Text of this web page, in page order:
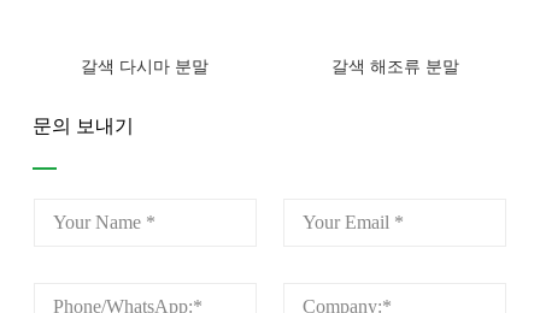
갈색 다시마 분말 갈색 해조류 분말
문의 보내기